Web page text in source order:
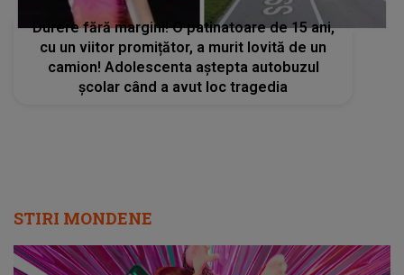
Durere fără margini! O patinatoare de 15 ani,
cu un viitor promițător, a murit lovită de un
camion! Adolescenta aștepta autobuzul
școlar când a avut loc tragedia
STIRI MONDENE